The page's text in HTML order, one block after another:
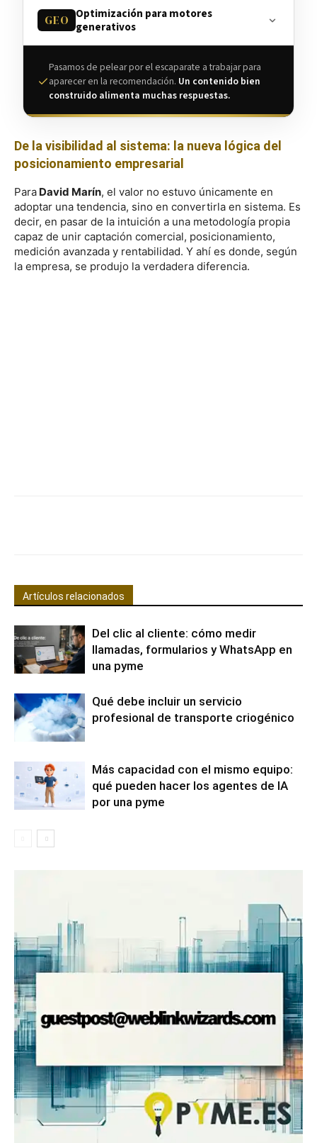
de enlaces y se concentra en la respuesta exacta,
estructurando datos para asistentes de voz y
fragmentos destacados.
Impacto en pyme: Busca que la empresa sea la
fuente de respuestas directas e inmediatas.
GEO Optimización para motores
generativos
Inteligencias Artificiales leen, sintetizan y recomiendan
marcas basándose en citas, originalidad y autoridad
temática.
respuestas y recomendaciones creadas por IA.
Pasamos de pelear por el escaparate a trabajar para
aparecer en la recomendación. Un contenido bien
construido alimenta muchas respuestas.
De la visibilidad al sistema: la nueva lógica del
posicionamiento empresarial
Para David Marín, el valor no estuvo únicamente en
adoptar una tendencia, sino en convertirla en sistema. Es
decir, en pasar de la intuición a una metodología propia
capaz de unir captación comercial, posicionamiento,
medición avanzada y rentabilidad. Y ahí es donde, según
la empresa, se produjo la verdadera diferencia.
Artículos relacionados
Del clic al cliente: cómo medir
llamadas, formularios y WhatsApp en
una pyme
Qué debe incluir un servicio
profesional de transporte criogénico
Más capacidad con el mismo equipo:
qué pueden hacer los agentes de IA
por una pyme